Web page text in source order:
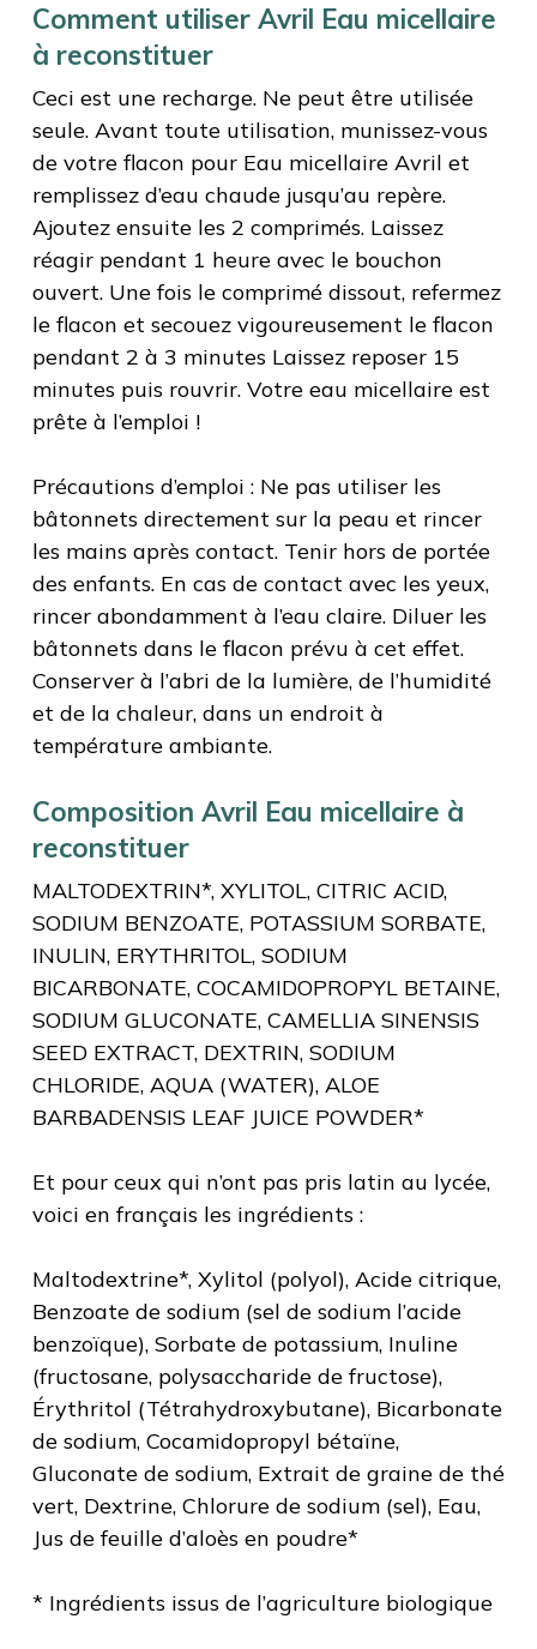
Comment utiliser Avril Eau micellaire
à reconstituer
Ceci est une recharge. Ne peut être utilisée
seule. Avant toute utilisation, munissez-vous
de votre flacon pour Eau micellaire Avril et
remplissez d’eau chaude jusqu’au repère.
Ajoutez ensuite les 2 comprimés. Laissez
réagir pendant 1 heure avec le bouchon
ouvert. Une fois le comprimé dissout, refermez
le flacon et secouez vigoureusement le flacon
pendant 2 à 3 minutes Laissez reposer 15
minutes puis rouvrir. Votre eau micellaire est
prête à l’emploi !
Précautions d’emploi : Ne pas utiliser les
bâtonnets directement sur la peau et rincer
les mains après contact. Tenir hors de portée
des enfants. En cas de contact avec les yeux,
rincer abondamment à l’eau claire. Diluer les
bâtonnets dans le flacon prévu à cet effet.
Conserver à l’abri de la lumière, de l’humidité
et de la chaleur, dans un endroit à
température ambiante.
Composition Avril Eau micellaire à
reconstituer
MALTODEXTRIN*, XYLITOL, CITRIC ACID,
SODIUM BENZOATE, POTASSIUM SORBATE,
INULIN, ERYTHRITOL, SODIUM
BICARBONATE, COCAMIDOPROPYL BETAINE,
SODIUM GLUCONATE, CAMELLIA SINENSIS
SEED EXTRACT, DEXTRIN, SODIUM
CHLORIDE, AQUA (WATER), ALOE
BARBADENSIS LEAF JUICE POWDER*
Et pour ceux qui n’ont pas pris latin au lycée,
voici en français les ingrédients :
Maltodextrine*, Xylitol (polyol), Acide citrique,
Benzoate de sodium (sel de sodium l’acide
benzoïque), Sorbate de potassium, Inuline
(fructosane, polysaccharide de fructose),
Érythritol (Tétrahydroxybutane), Bicarbonate
de sodium, Cocamidopropyl bétaïne,
Gluconate de sodium, Extrait de graine de thé
vert, Dextrine, Chlorure de sodium (sel), Eau,
Jus de feuille d’aloès en poudre*
* Ingrédients issus de l’agriculture biologique